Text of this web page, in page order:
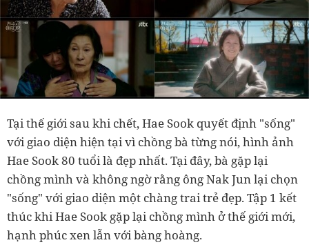
Tại thế giới sau khi chết, Hae Sook quyết định "sống"
với giao diện hiện tại vì chồng bà từng nói, hình ảnh
Hae Sook 80 tuổi là đẹp nhất. Tại đây, bà gặp lại
chồng mình và không ngờ rằng ông Nak Jun lại chọn
"sống" với giao diện một chàng trai trẻ đẹp. Tập 1 kết
thúc khi Hae Sook gặp lại chồng mình ở thế giới mới,
hạnh phúc xen lẫn với bàng hoàng.